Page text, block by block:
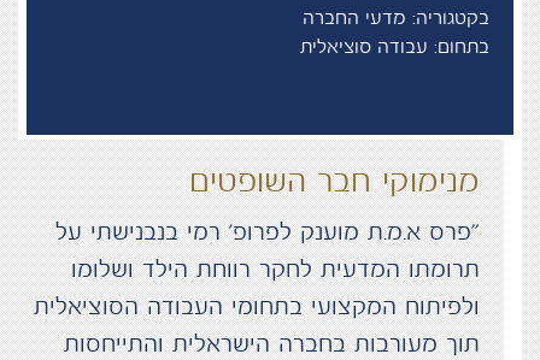
בקטגוריה: מדעי החברה
בתחום: עבודה סוציאלית
מנימוקי חבר השופטים
“פרס א.מ.ת מוענק לפרופ' רמי בנבנישתי על
תרומתו המדעית לחקר רווחת הילד ושלומו
ולפיתוח המקצועי בתחומי העבודה הסוציאלית
תוך מעורבות בחברה הישראלית והתייחסות